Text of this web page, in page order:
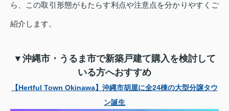
ら、この取引形態がもたらす利点や注意点を分かりやすくご
紹介します。
▼沖縄市・うるま市で新築戸建て購入を検討して
いる方へおすすめ
【Hertful Town Okinawa】沖縄市胡屋に全24棟の大型分譲タウ
ン誕生